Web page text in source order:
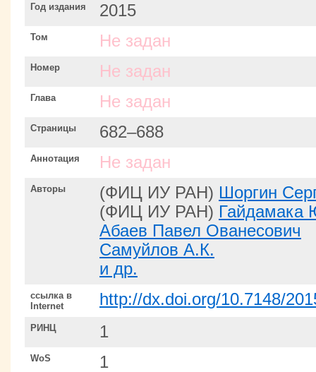
Год издания 2015
Том Не задан
Номер Не задан
Глава Не задан
Страницы 682–688
Аннотация Не задан
Авторы (ФИЦ ИУ РАН) Шоргин
(ФИЦ ИУ РАН) Гайдамака
Абаев Павел Ованесович
Самуйлов А.К.
и др.
ссылка в
Internet
http://dx.doi.org/10.7148/
РИНЦ 1
WoS 1